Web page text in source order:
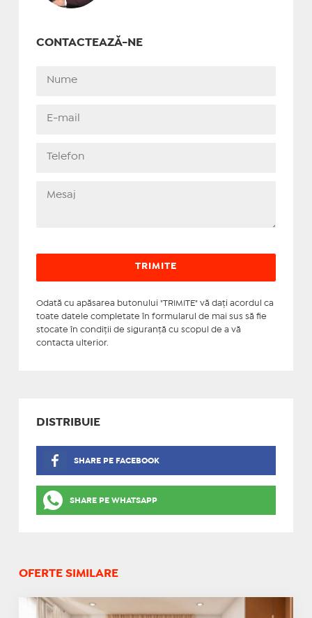
CONTACTEAZĂ-NE
Odată cu apăsarea butonului "TRIMITE" vă daţi acordul ca
toate datele completate în formularul de mai sus să fie
stocate în condiţii de siguranţă cu scopul de a vă
contacta ulterior.
DISTRIBUIE
SHARE PE FACEBOOK
SHARE PE WHATSAPP
OFERTE SIMILARE